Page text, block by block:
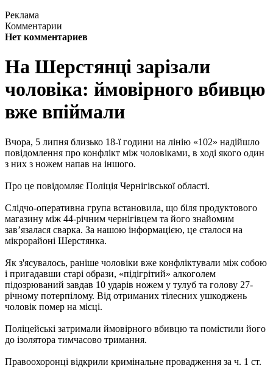
Реклама
Комментарии
Нет комментариев
На Шерстянці зарізали
чоловіка: ймовірного вбивцю
вже впіймали
Вчора, 5 липня близько 18-ї години на лінію «102» надійшло
повідомлення про конфлікт між чоловіками, в ході якого один
з них з ножем напав на іншого.
Про це повідомляє Поліція Чернігівської області.
Слідчо-оперативна група встановила, що біля продуктового
магазину між 44-річним чернігівцем та його знайомим
зав’язалася сварка. За нашою інформацією, це сталося на
мікрорайоні Шерстянка.
Як з'ясувалось, раніше чоловіки вже конфліктували між собою
і пригадавши старі образи, «підігрітий» алкоголем
підозрюваний завдав 10 ударів ножем у тулуб та голову 27-
річному потерпілому. Від отриманих тілесних ушкоджень
чоловік помер на місці.
Поліцейські затримали ймовірного вбивцю та помістили його
до ізолятора тимчасово тримання.
Правоохоронці відкрили кримінальне провадження за ч. 1 ст.